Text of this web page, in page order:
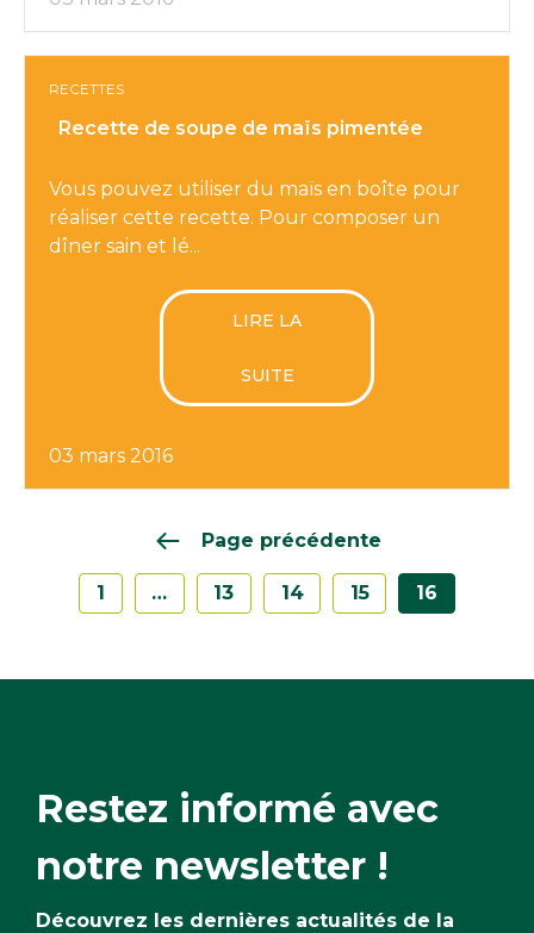
RECETTES
Recette de soupe de maïs pimentée
Vous pouvez utiliser du maïs en boîte pour
réaliser cette recette. Pour composer un
dîner sain et lé...
LIRE LA
SUITE
03 mars 2016
Page précédente
1 … 13 14 15 16
Restez informé avec
notre newsletter !
Découvrez les dernières actualités de la